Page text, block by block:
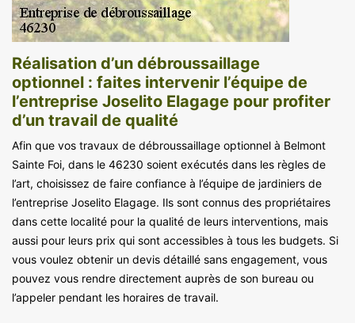
Réalisation d’un débroussaillage
optionnel : faites intervenir l’équipe de
l’entreprise Joselito Elagage pour profiter
d’un travail de qualité
Afin que vos travaux de débroussaillage optionnel à Belmont
Sainte Foi, dans le 46230 soient exécutés dans les règles de
l’art, choisissez de faire confiance à l’équipe de jardiniers de
l’entreprise Joselito Elagage. Ils sont connus des propriétaires
dans cette localité pour la qualité de leurs interventions, mais
aussi pour leurs prix qui sont accessibles à tous les budgets. Si
vous voulez obtenir un devis détaillé sans engagement, vous
pouvez vous rendre directement auprès de son bureau ou
l’appeler pendant les horaires de travail.